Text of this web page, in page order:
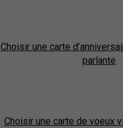
Choisir une carte
parlante
Choisir une carte de voeux